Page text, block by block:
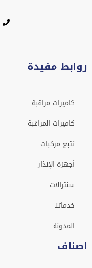
روابط مفيدة
كاميرات مراقبة
كاميرات المراقبة
تتبع مركبات
أجهزة الإنذار
سنترالات
خدماتنا
المدونة
اصناف